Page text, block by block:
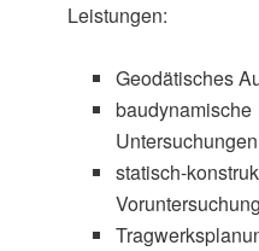
Leistungen:
Geodätisches
baudynamische
Untersuchungen
statisch-